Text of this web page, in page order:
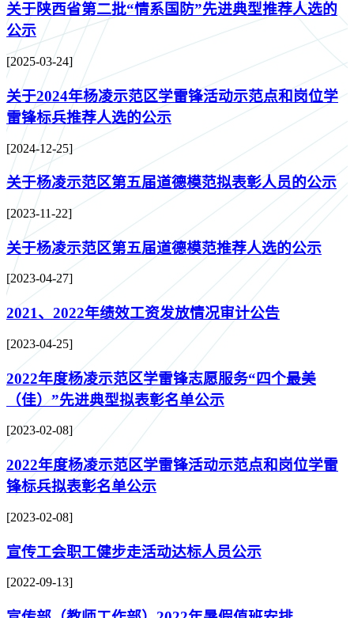
关于陕西省第二批“情系国防”先进典型推荐人选的
公示
[2025-03-24]
关于2024年杨凌示范区学雷锋活动示范点和岗位学
雷锋标兵推荐人选的公示
[2024-12-25]
关于杨凌示范区第五届道德模范拟表彰人员的公示
[2023-11-22]
关于杨凌示范区第五届道德模范推荐人选的公示
[2023-04-27]
2021、2022年绩效工资发放情况审计公告
[2023-04-25]
2022年度杨凌示范区学雷锋志愿服务“四个最美
（佳）”先进典型拟表彰名单公示
[2023-02-08]
2022年度杨凌示范区学雷锋活动示范点和岗位学雷
锋标兵拟表彰名单公示
[2023-02-08]
宣传工会职工健步走活动达标人员公示
[2022-09-13]